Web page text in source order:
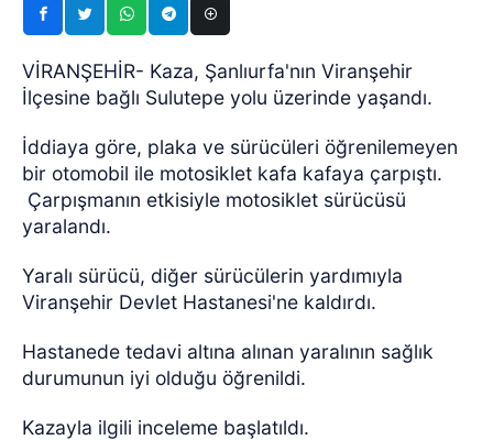
VİRANŞEHİR- Kaza, Şanlıurfa'nın Viranşehir
İlçesine bağlı Sulutepe yolu üzerinde yaşandı.
İddiaya göre, plaka ve sürücüleri öğrenilemeyen
bir otomobil ile motosiklet kafa kafaya çarpıştı.
Çarpışmanın etkisiyle motosiklet sürücüsü
yaralandı.
Yaralı sürücü, diğer sürücülerin yardımıyla
Viranşehir Devlet Hastanesi'ne kaldırdı.
Hastanede tedavi altına alınan yaralının sağlık
durumunun iyi olduğu öğrenildi.
Kazayla ilgili inceleme başlatıldı.